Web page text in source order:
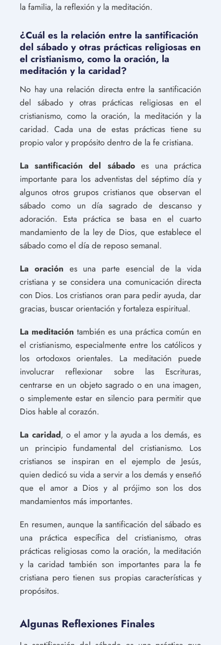
la familia, la reflexión y la meditación.
¿Cuál es la relación entre la santificación
del sábado y otras prácticas religiosas en
el cristianismo, como la oración, la
meditación y la caridad?
No hay una relación directa entre la santificación
del sábado y otras prácticas religiosas en el
cristianismo, como la oración, la meditación y la
caridad. Cada una de estas prácticas tiene su
propio valor y propósito dentro de la fe cristiana.
La santificación del sábadoes una práctica
importante para los adventistas del séptimo día y
algunos otros grupos cristianos que observan el
sábado como un día sagrado de descanso y
adoración. Esta práctica se basa en el cuarto
mandamiento de la ley de Dios, que establece el
sábado como el día de reposo semanal.
La oración es una parte esencial de la vida
cristiana y se considera una comunicación directa
con Dios. Los cristianos oran para pedir ayuda, dar
gracias, buscar orientación y fortaleza espiritual.
La meditación también es una práctica común en
el cristianismo, especialmente entre los católicos y
los ortodoxos orientales. La meditación puede
involucrar reflexionar sobre las Escrituras,
centrarse en un objeto sagrado o en una imagen,
o simplemente estar en silencio para permitir que
Dios hable al corazón.
La caridad, o el amor y la ayuda a los demás, es
un principio fundamental del cristianismo. Los
cristianos se inspiran en el ejemplo de Jesús,
quien dedicó su vida a servir a los demás y enseñó
que el amor a Dios y al prójimo son los dos
mandamientos más importantes.
En resumen, aunque la santificación del sábado es
una práctica específica del cristianismo, otras
prácticas religiosas como la oración, la meditación
y la caridad también son importantes para la fe
cristiana pero tienen sus propias características y
propósitos.
Algunas Reflexiones Finales